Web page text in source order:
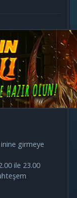
girmeye
ile 23.00